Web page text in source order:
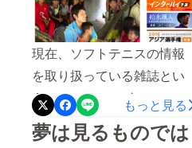
よろしくお願い致しま
す！！ ▼関連記事 ・僕たち
がクラウドファンディング
で得たものは「お金」では
なく「仲間」 ・いまは弱く
てもいい、勝てなくてもい
い。そのかわりどこよりも
TENNIS TEAM」から
「CAMBODIA NATIONAL
POLICE TEAM」に変更致し
ました。 そのため、今回お
渡しするユニフォームは前
面にカンボジア国旗をお付
けすることもあり、
現在、ソフトテニスの情報
を取り扱っている雑誌とい
うのは、ベースボールマガ
ジン社が発行している『ソ
フトテニスマガジン』しか
もっと見る
夢は見るものでは